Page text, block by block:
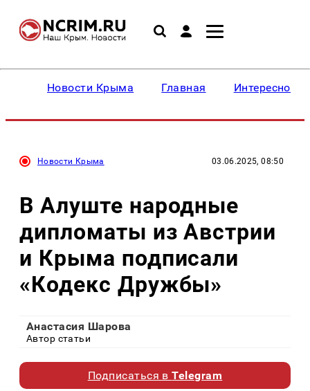
Новости Крыма Главная Интересное
Новости Крыма 03.06.2025, 08:50
В Алуште народные
дипломаты из Австрии
и Крыма подписали
«Кодекс Дружбы»
Анастасия Шарова
Автор статьи
Подписаться вTelegram